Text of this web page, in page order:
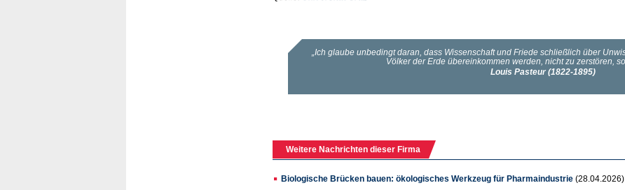
Weitere Nachrichten dieser Firma
Biologische Brücken bauen: ökologisches Werkzeug für Pharmaindustrie (28.04.2026)